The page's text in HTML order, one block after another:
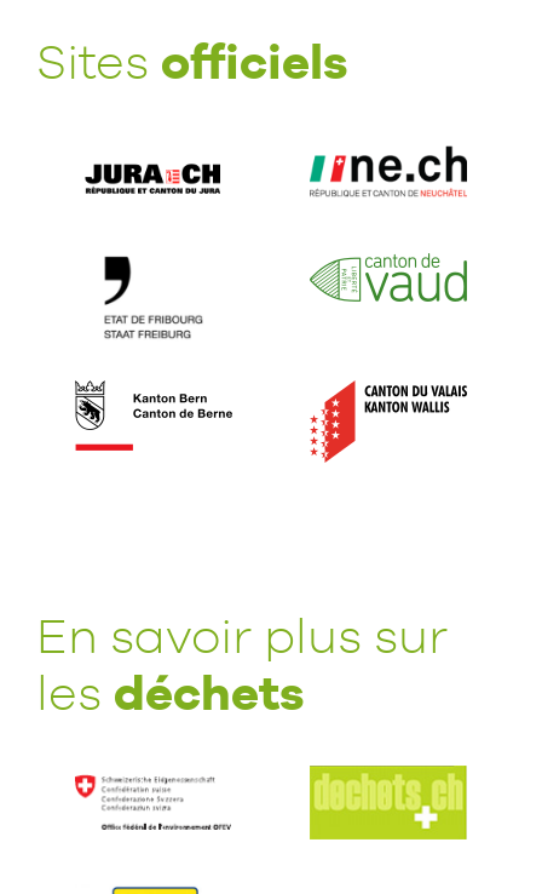
Sites officiels
En savoir plus sur
les déchets